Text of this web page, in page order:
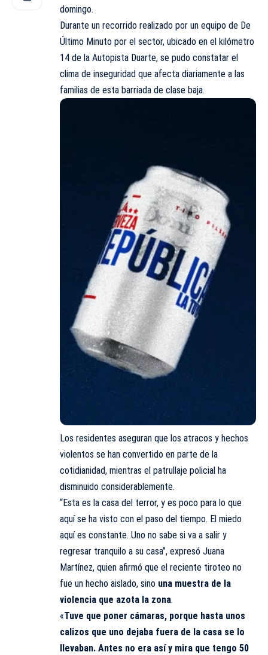
domingo.
Durante un recorrido realizado por un equipo de De
Último Minuto por el sector, ubicado en el kilómetro
14 de la Autopista Duarte, se pudo constatar el
clima de inseguridad que afecta diariamente a las
familias de esta barriada de clase baja.
Los residentes aseguran que los atracos y hechos
violentos se han convertido en parte de la
cotidianidad, mientras el patrullaje policial ha
disminuido considerablemente.
“Esta es la casa del terror, y es poco para lo que
aquí se ha visto con el paso del tiempo. El miedo
aquí es constante. Uno no sabe si va a salir y
regresar tranquilo a su casa”, expresó Juana
Martínez, quien afirmó que el reciente tiroteo no
fue un hecho aislado, sino una muestra de la
violencia que azota la zona.
«Tuve que poner cámaras, porque hasta unos
calizos que uno dejaba fuera de la casa se lo
llevaban. Antes no era así y mira que tengo 50